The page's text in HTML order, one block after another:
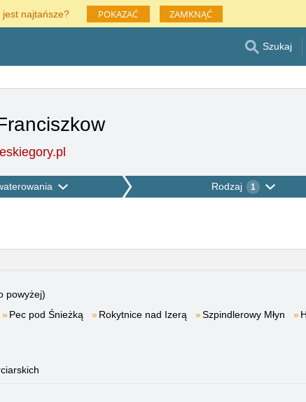
najtańsze? POKAZAĆ ZAMKNĄĆ
Szukaj
Rodzaj 1
powyżej)
Pec pod Śnieżką Rokytnice nad Izerą Szpindlerowy Młyn